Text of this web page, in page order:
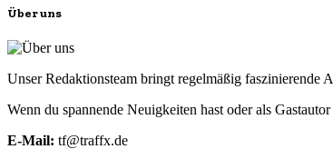
Über uns
Unser Redaktionsteam bringt regelmäßig faszinierende
Wenn du spannende Neuigkeiten hast oder als
E-Mail: tf@traffx.de